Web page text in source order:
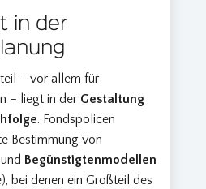
in der
– vor allem für
– liegt in der Gestaltung
. Fondspolicen
Bestimmung von
Begünstigtenmodellen
bei denen ein Großteil des